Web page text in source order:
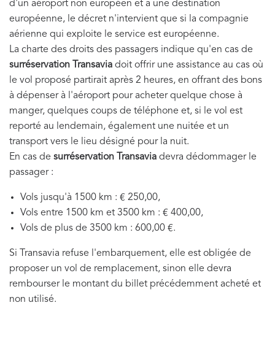
d'un aéroport non européen et a une destination
européenne, le décret n'intervient que si la compagnie
aérienne qui exploite le service est européenne.
La charte des droits des passagers indique qu'en cas de
surréservation Transavia doit offrir une assistance au cas où
le vol proposé partirait après 2 heures, en offrant des bons
à dépenser à l'aéroport pour acheter quelque chose à
manger, quelques coups de téléphone et, si le vol est
reporté au lendemain, également une nuitée et un
transport vers le lieu désigné pour la nuit.
En cas de surréservation Transavia devra dédommager le
passager :
Vols jusqu'à 1500 km : € 250,00,
Vols entre 1500 km et 3500 km : € 400,00,
​Vols de plus de 3500 km : 600,00 €.
Si Transavia refuse l'embarquement, elle est obligée de
proposer un vol de remplacement, sinon elle devra
rembourser le montant du billet précédemment acheté et
non utilisé.